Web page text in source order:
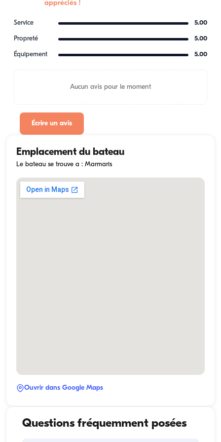
appréciés !
Service 5.00
Propreté 5.00
Équipement 5.00
Aucun avis pour le moment
Écrire un avis
Emplacement du bateau
Le bateau se trouve a : Marmaris
Ouvrir dans Google Maps
Questions fréquemment posées